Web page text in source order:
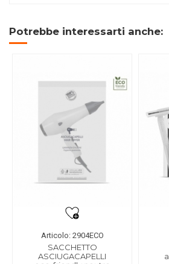
Potrebbe interessarti anche:
Articolo: 2904ECO
SACCHETTO
ASCIUGACAPELLI